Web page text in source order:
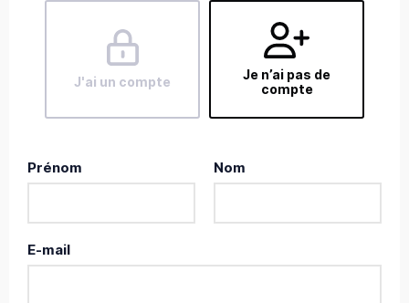
J'ai un compte
Je n’ai pas de
compte
Prénom Nom
E-mail